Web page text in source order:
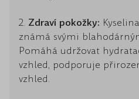
2. Zdraví pokožky:
známá svými
Pomáhá udržovat
vzhled, podporuje
vzhled.